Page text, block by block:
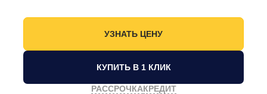
КУПИТЬ В 1 КЛИК
РАССРОЧКАКРЕДИТ